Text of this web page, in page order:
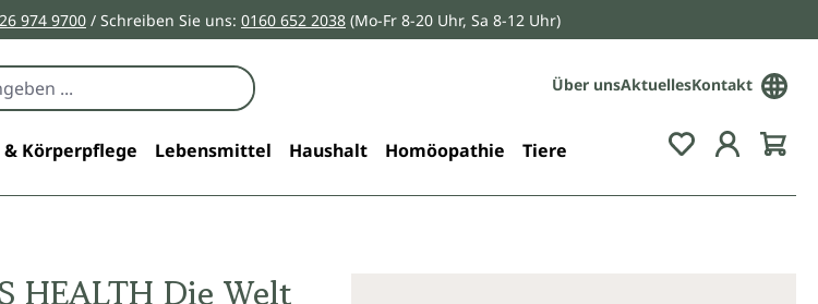
974 9700 / Schreiben Sie uns: 0160 652 2038 (Mo-Fr 8-20 Uhr, Sa 8-12 Uhr)
Über unsAktuellesKontakt
Körperpflege Lebensmittel Haushalt Homöopathie Tiere Du hast 0
HEALTH Die Welt